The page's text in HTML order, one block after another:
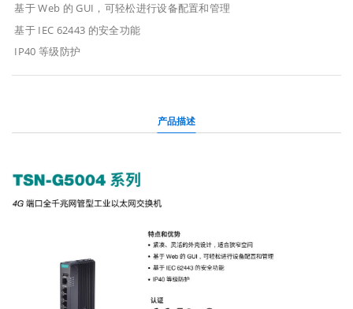
基于 Web 的 GUI，可轻松进行设备配置和管理
基于 IEC 62443 的安全功能
IP40 等级防护
产品描述